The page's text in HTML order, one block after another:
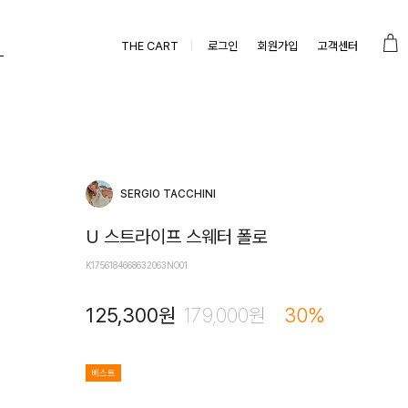
THE CART 로그인 회원가입 고객센터
SERGIO TACCHINI
U 스트라이프 스웨터 폴로
K1756184668632063NO01
125,300원 179,000원 30%
베스트